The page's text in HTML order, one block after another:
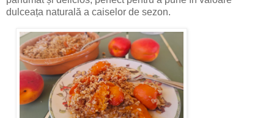
dulceața naturală a caiselor de sezon.